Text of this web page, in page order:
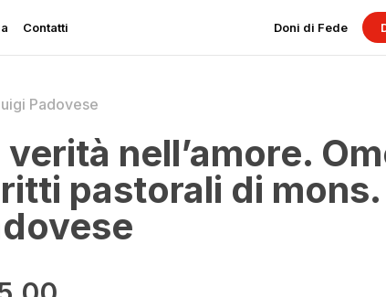
sulla Libertà
le sue grida
Contatti Doni di Fede
Padovese
verità nell’amore.
pastorali di